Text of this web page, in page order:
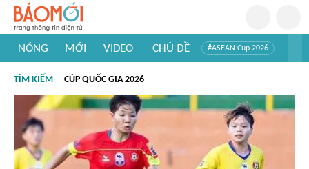
NÓNG MỚI VIDEO CHỦ ĐỀ #ASEAN Cup 2026
#Khám phá Việt Nam
#Khám phá thế giới
TÌM KIẾM CÚP QUỐC GIA 2026